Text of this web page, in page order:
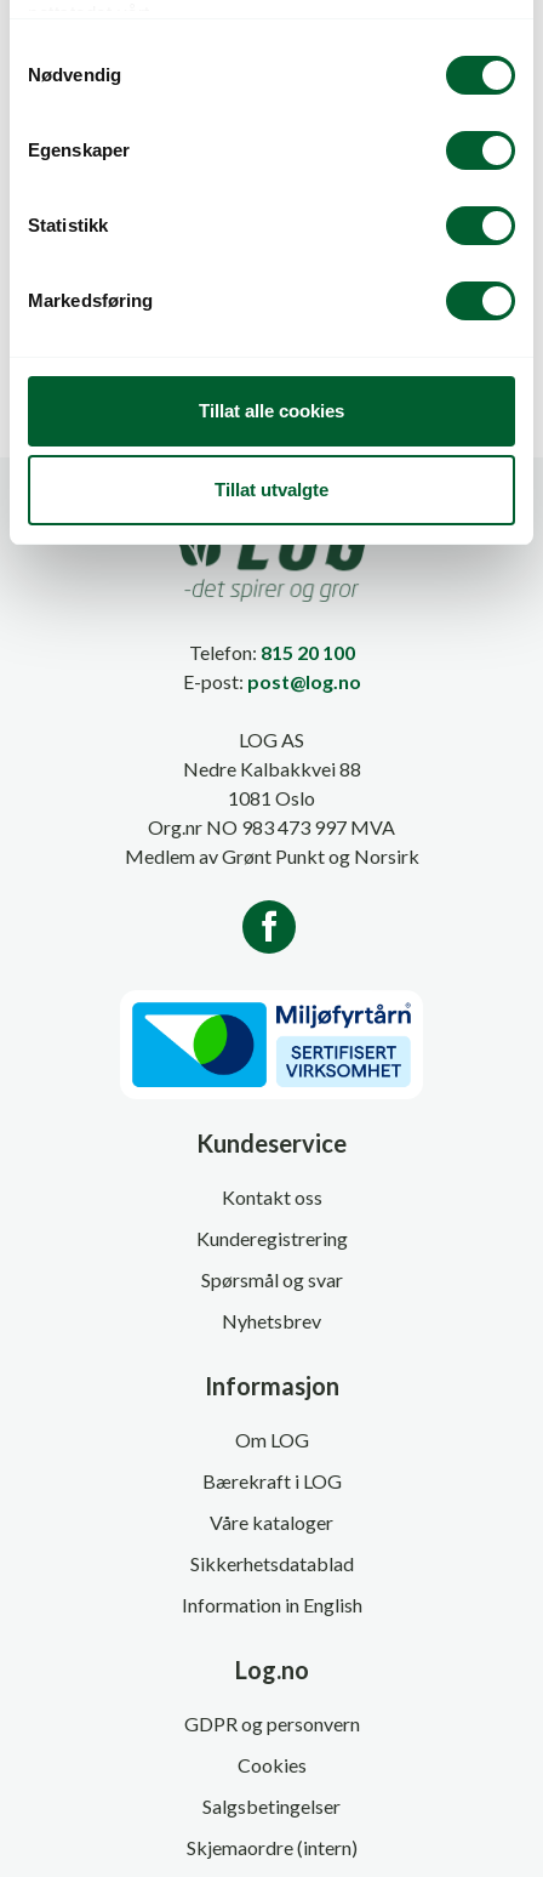
Nødvendig
Egenskaper
Statistikk
Markedsføring
Tillat alle cookies
Tillat utvalgte
ASFALTSKUFFE 52CY-
B+D AVFALLSBAG
Telefon: 815 20 100
E-post: post@log.no
LOG AS
Nedre Kalbakkvei 88
1081 Oslo
Org.nr NO 983 473 997 MVA
Medlem av Grønt Punkt og Norsirk
Kundeservice
Kontakt oss
Kunderegistrering
Spørsmål og svar
Nyhetsbrev
Informasjon
Om LOG
Bærekraft i LOG
Våre kataloger
Sikkerhetsdatablad
Information in English
Log.no
GDPR og personvern
Cookies
Salgsbetingelser
Skjemaordre (intern)